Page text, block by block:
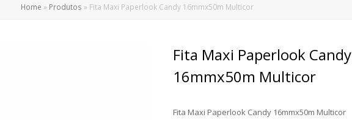
Home » Produtos » Fita Maxi Paperlook Candy 16mmx50m Multicor
Fita Maxi Paperlook Candy
16mmx50m Multicor
Fita Maxi Paperlook Candy 16mmx50m Multicor